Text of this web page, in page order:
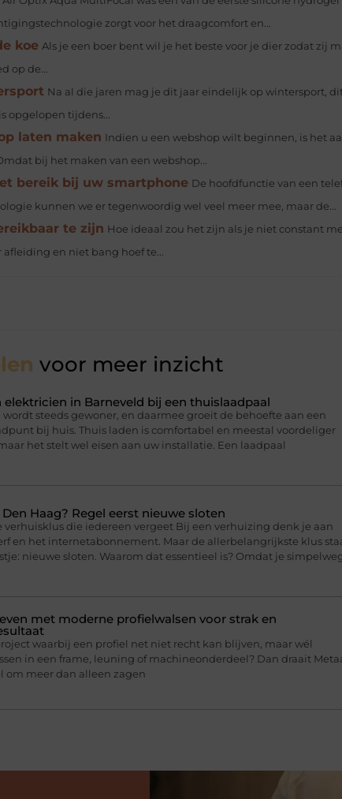
zorgt voor het draagcomfort en...
koe Als je een boer bent wil je het beste voor je dier zodat zij
op de...
Na al die jaren mag je dit jaar eindelijk op wintersport,
opgelopen tijdens...
laten maken Indien u een webshop wilt beginnen, is het
bij het maken van een webshop...
bereik bij uw smartphone De hoofdfunctie van een
kunnen we er tegenwoordig wel veel meer mee, maar de...
te zijn Hoe ideaal zou het zijn als je niet constant
afleiding en niet bang hoef te...
voor meer inzicht
elektricien in Barneveld bij een thuislaadpaal
steeds gewoner, en daarmee groeit de behoefte aan een
bij huis. Thuis laden is comfortabel en meestal voordeliger
het stelt wel eisen aan uw installatie. Een laadpaal
Haag? Regel eerst nieuwe sloten
verhuisklus die iedereen vergeet Bij een verhuizing denk je aan
en het internetabonnement. Maar de allerbelangrijkste klus
nieuwe sloten. Waarom dat essentieel is? Omdat je
met moderne profielwalsen voor strak en
waarbij een profiel net niet recht kan blijven, maar wél
in een frame, leuning of machineonderdeel? Dan draait
om meer dan alleen zagen